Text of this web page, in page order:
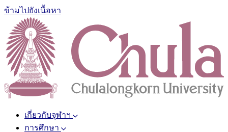
ข้ามไปยังเนื้อหา
เกี่ยวกับจุฬาฯ
การศึกษา